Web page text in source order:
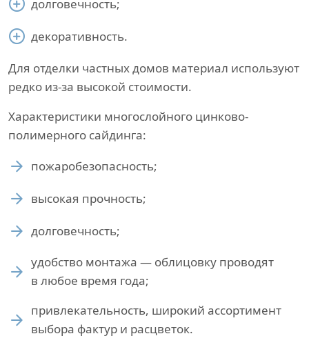
долговечность;
декоративность.
Для отделки частных домов материал используют
редко из-за высокой стоимости.
Характеристики многослойного цинково-
полимерного сайдинга:
пожаробезопасность;
высокая прочность;
долговечность;
удобство монтажа — облицовку проводят
в любое время года;
привлекательность, широкий ассортимент
выбора фактур и расцветок.